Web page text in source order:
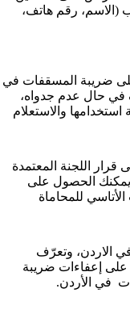
(الاسم، رقم هاتف،
ضريبة المسقفات في
في حال عدم جدواه،
والاستعلام
اللجنة المعتمدة
يمكنك الحصول على
للمحاماة
الاردن، وتعرّف
على
إعفاءات ضريبة
في الأردن.